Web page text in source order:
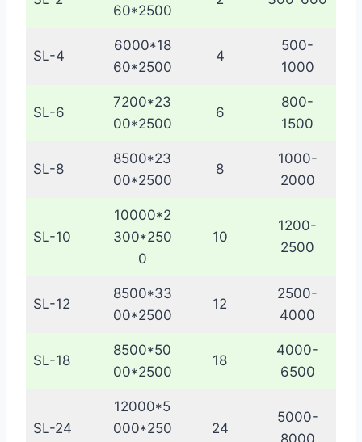
60*2500
SL-4
6000*18
60*2500
4
500-
1000
SL-6
7200*23
00*2500
6
800-
1500
SL-8
8500*23
00*2500
8
1000-
2000
SL-10
10000*2
300*250
0
10
1200-
2500
SL-12
8500*33
00*2500
12
2500-
4000
SL-18
8500*50
00*2500
18
4000-
6500
SL-24
12000*5
000*250
24
5000-
8000